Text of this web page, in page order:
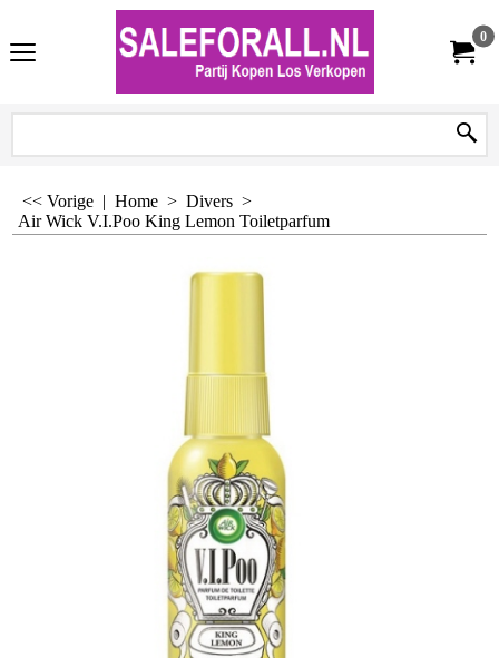
0
<< Vorige | Home > Divers >
Air Wick V.I.Poo King Lemon Toiletparfum